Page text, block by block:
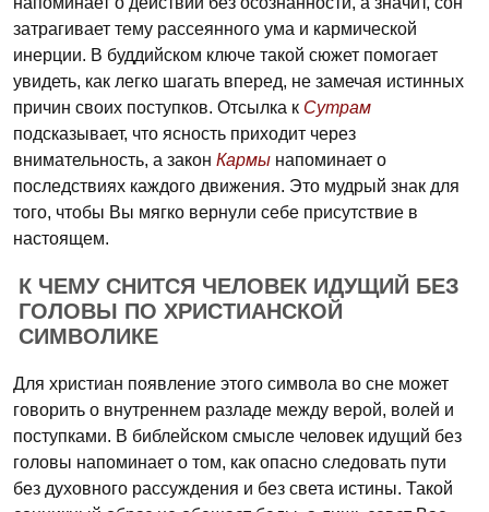
затрагивает тему рассеянного ума и кармической
инерции. В буддийском ключе такой сюжет помогает
увидеть, как легко шагать вперед, не замечая истинных
причин своих поступков. Отсылка к Сутрам
подсказывает, что ясность приходит через
внимательность, а закон Кармы напоминает о
последствиях каждого движения. Это мудрый знак для
того, чтобы Вы мягко вернули себе присутствие в
настоящем.
К ЧЕМУ СНИТСЯ ЧЕЛОВЕК ИДУЩИЙ БЕЗ
ГОЛОВЫ ПО ХРИСТИАНСКОЙ
СИМВОЛИКЕ
Для христиан появление этого символа во сне может
говорить о внутреннем разладе между верой, волей и
поступками. В библейском смысле человек идущий без
головы напоминает о том, как опасно следовать пути
без духовного рассуждения и без света истины. Такой